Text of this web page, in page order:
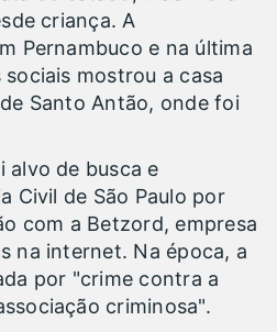
criança. A
Pernambuco e na última
mostrou a casa
Santo Antão, onde foi
alvo de busca e
Civil de São Paulo por
com a Betzord, empresa
na internet. Na época, a
por "crime contra a
criminosa".